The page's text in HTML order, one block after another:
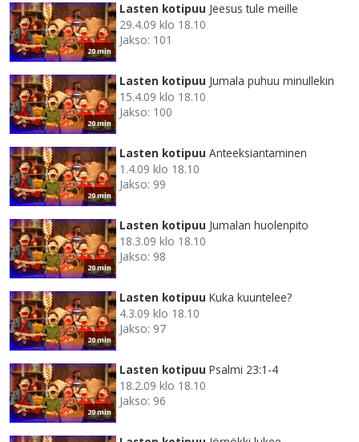
20 min
Lasten kotipuu Jeesus tule meille
29.4.09 klo 18.10
Jakso: 101
20 min
Lasten kotipuu Jumala puhuu minullekin
15.4.09 klo 18.10
Jakso: 100
20 min
Lasten kotipuu Anteeksiantaminen
1.4.09 klo 18.10
Jakso: 99
20 min
Lasten kotipuu Jumalan huolenpito
18.3.09 klo 18.10
Jakso: 98
20 min
Lasten kotipuu Kuka kuuntelee?
4.3.09 klo 18.10
Jakso: 97
20 min
Lasten kotipuu Psalmi 23:1-4
18.2.09 klo 18.10
Jakso: 96